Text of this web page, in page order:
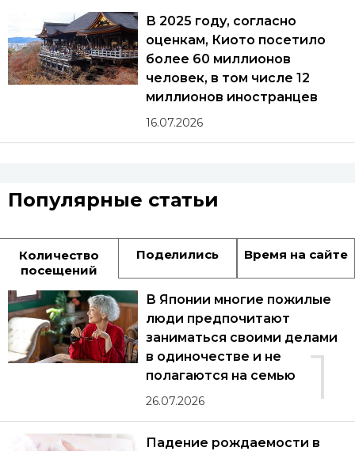
В 2025 году, согласно
оценкам, Киото посетило
более 60 миллионов
человек, в том числе 12
миллионов иностранцев
16.07.2026
Популярные статьи
Количество
посещений
Поделились Время на сайте
1
В Японии многие пожилые
люди предпочитают
заниматься своими делами
в одиночестве и не
полагаются на семью
26.07.2026
Падение рождаемости в